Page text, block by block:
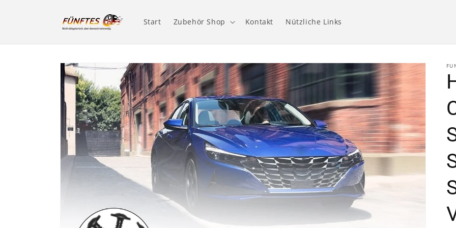
Start Zubehör Shop Kontakt Nützliche Links
Produktinformationen
springen